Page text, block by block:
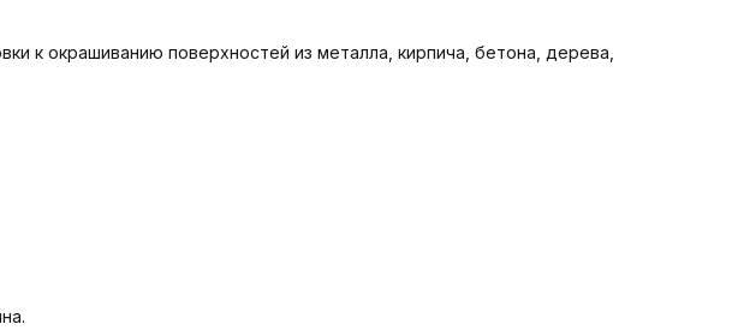
к окрашиванию поверхностей из металла, кирпича, бетона, дерева,